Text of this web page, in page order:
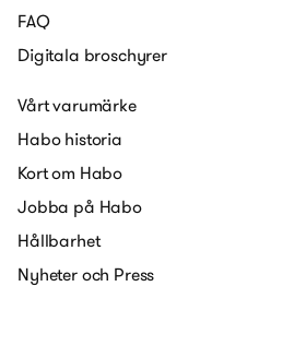
FAQ
Digitala broschyrer
Vårt varumärke
Habo historia
Kort om Habo
Jobba på Habo
Hållbarhet
Nyheter och Press